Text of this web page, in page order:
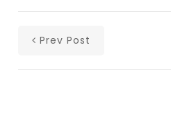
Prev Post